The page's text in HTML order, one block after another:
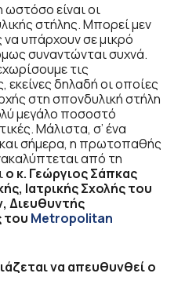
είναι οι
στήλης. Μπορεί μεν
να υπάρχουν σε μικρό
συναντώνται συχνά.
τις
δηλαδή οι οποίες
στη σπονδυλική στήλη
μεγάλο ποσοστό
Μάλιστα, σ’ ένα
σήμερα, η πρωτοπαθής
από τη
ο κ. Γεώργιος Σάπκας
Ιατρικής Σχολής του
Διευθυντής
του Metropolitan
να απευθυνθεί ο